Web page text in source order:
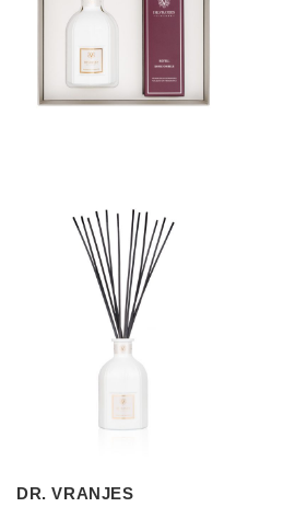
DR. VRANJES